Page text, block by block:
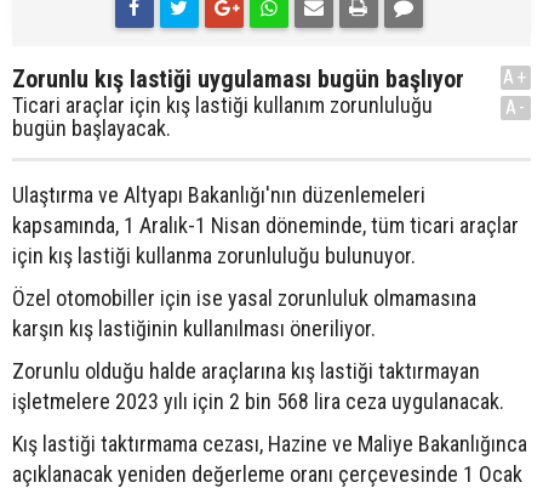
Zorunlu kış lastiği uygulaması bugün başlıyor
Ticari araçlar için kış lastiği kullanım zorunluluğu
bugün başlayacak.
A+
A-
Ulaştırma ve Altyapı Bakanlığı'nın düzenlemeleri
kapsamında, 1 Aralık-1 Nisan döneminde, tüm ticari araçlar
için kış lastiği kullanma zorunluluğu bulunuyor.
Özel otomobiller için ise yasal zorunluluk olmamasına
karşın kış lastiğinin kullanılması öneriliyor.
Zorunlu olduğu halde araçlarına kış lastiği taktırmayan
işletmelere 2023 yılı için 2 bin 568 lira ceza uygulanacak.
Kış lastiği taktırmama cezası, Hazine ve Maliye Bakanlığınca
açıklanacak yeniden değerleme oranı çerçevesinde 1 Ocak